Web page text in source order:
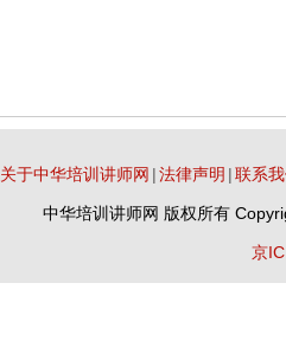
关于中华培训讲师网 |法律声明 |联系
中华培训讲师网 版权所有
京